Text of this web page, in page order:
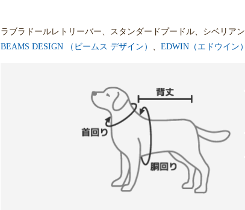
ラブラドールレトリーバー、スタンダードプードル、シベリア
BEAMS DESIGN （ビームス デザイン）
EDWIN（エドウイン）